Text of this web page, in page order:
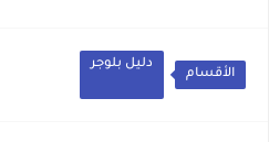
الأقسام
دليل بلوجر